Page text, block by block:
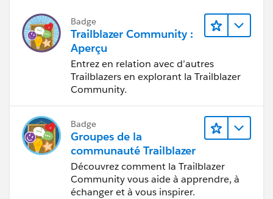
Badge
Trailblazer Community :
Aperçu
Entrez en relation avec d’autres
Trailblazers en explorant la Trailblazer
Community.
Badge
Groupes de la
communauté Trailblazer
Découvrez comment la Trailblazer
Community vous aide à apprendre, à
échanger et à vous inspirer.